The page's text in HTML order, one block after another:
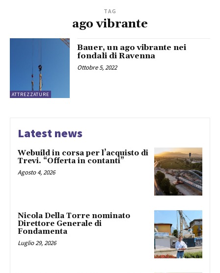
TAG
ago vibrante
ATTREZZATURE
Bauer, un ago vibrante nei
fondali di Ravenna
Ottobre 5, 2022
Latest news
Webuild in corsa per l’acquisto di
Trevi. “Offerta in contanti”
Agosto 4, 2026
Nicola Della Torre nominato
Direttore Generale di
Fondamenta
Luglio 29, 2026